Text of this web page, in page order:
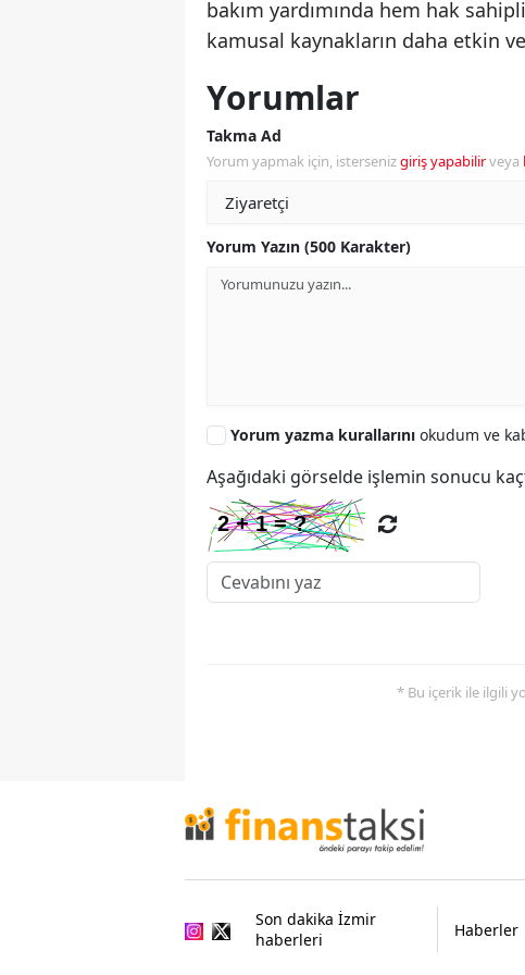
bakım yardımında hem hak
kamusal kaynakların daha etkin
Yorumlar
Takma Ad
Yorum yapmak için, istersenizgiriş yapabilirveya
Yorum Yazın (500 Karakter)
Yorum yazma kurallarını okudum ve
Aşağıdaki görselde işlemin sonucu
* Bu içerik ile ilgili
Son dakika İzmir
haberleri
Haberler